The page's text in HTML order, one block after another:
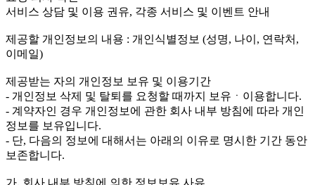
서비스 상담 및 이용 권유, 각종 서비스 및 이벤트 안내
제공할 개인정보의 내용 : 개인식별정보 (성명, 나이, 연락처,
이메일)
제공받는 자의 개인정보 보유 및 이용기간
- 개인정보 삭제 및 탈퇴를 요청할 때까지 보유ㆍ이용합니다.
- 계약자인 경우 개인정보에 관한 회사 내부 방침에 따라 개인
정보를 보유입니다.
- 단, 다음의 정보에 대해서는 아래의 이유로 명시한 기간 동안
보존합니다.
가. 회사 내부 방침에 의한 정보보유 사유